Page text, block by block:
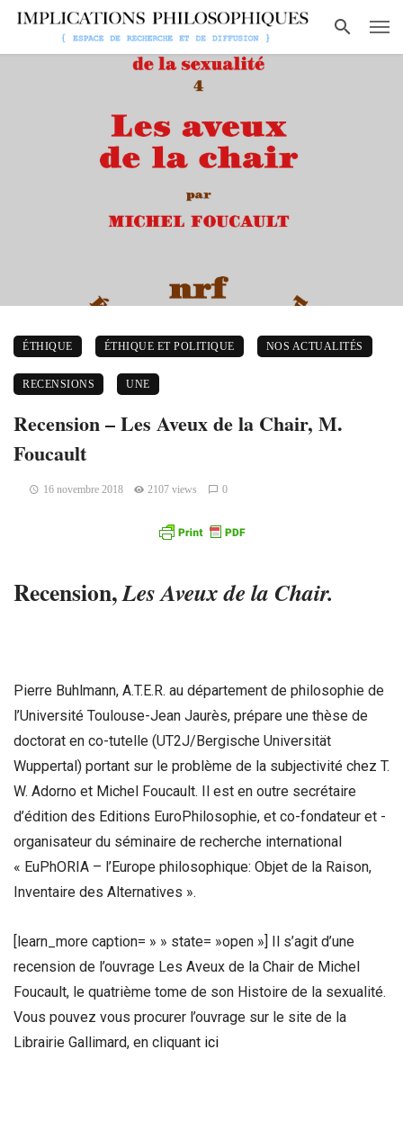
ÉTHIQUE ÉTHIQUE ET POLITIQUE NOS ACTUALITÉS
RECENSIONS UNE
Recension – Les Aveux de la Chair, M.
Foucault
16 novembre 2018 2107 views 0
Recension,Les Aveux de la Chair.
Pierre Buhlmann, A.T.E.R. au département de philosophie de
l’Université Toulouse-Jean Jaurès, prépare une thèse de
doctorat en co-tutelle (UT2J/Bergische Universität
Wuppertal) portant sur le problème de la subjectivité chez T.
W. Adorno et Michel Foucault. Il est en outre secrétaire
d’édition des Editions EuroPhilosophie, et co-fondateur et -
organisateur du séminaire de recherche international
« EuPhORIA – l’Europe philosophique: Objet de la Raison,
Inventaire des Alternatives ».
[learn_more caption= » » state= »open »] Il s’agit d’une
recension de l’ouvrage Les Aveux de la Chair de Michel
Foucault, le quatrième tome de son Histoire de la sexualité.
Vous pouvez vous procurer l’ouvrage sur le site de la
Librairie Gallimard, en cliquant ici